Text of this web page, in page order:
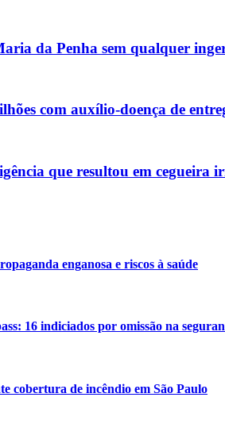
da Penha sem qualquer
com auxílio-doença de
que resultou em cegueira
enganosa e riscos à saúde
16 indiciados por omissão na
cobertura de incêndio em São Paulo